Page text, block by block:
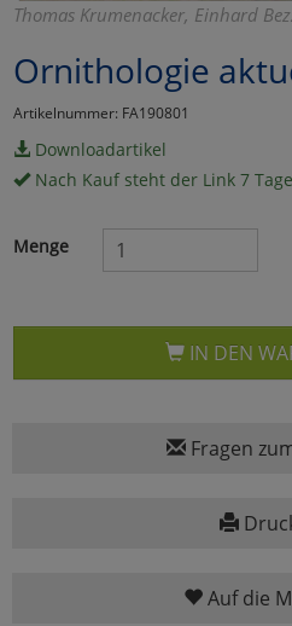
Thomas Krumenacker, Einhard
Ornithologie
Artikelnummer: FA190801
Downloadartikel
Nach Kauf steht der Link 7
Menge
IN DEN
Fragen
Auf die
Umfragetools